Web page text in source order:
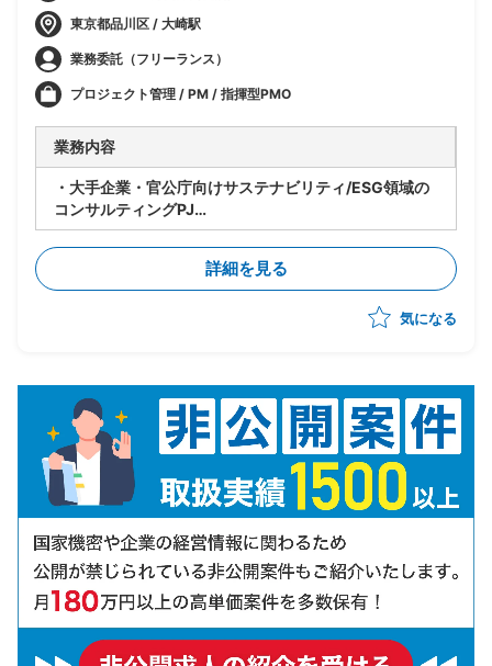
東京都品川区 / 大崎駅
業務委託（フリーランス）
プロジェクト管理 / PM / 指揮型PMO
業務内容
・大手企業・官公庁向けサステナビリティ/ESG領域の
コンサルティングPJ
・ベンダー側コンサルタントとして提案・構想策定から
実行まで一気通貫でリード
・CSRD・ISSB・SSBJ等の開示・規制対応支援および
コンサルティング
・プロジェクト推進、スケジュール/WBS管理、課題管
動
詳細を見る
気になる